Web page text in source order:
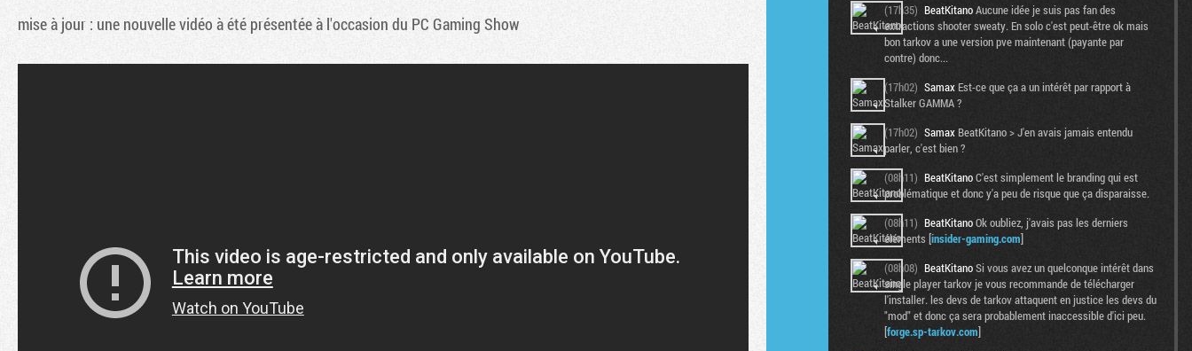
mise à jour : une nouvelle vidéo à été présentée à l'occasion du PC Gaming Show
(17h35) BeatKitanoAucune idée je suis pas fan des
extractions shooter sweaty. En solo c'est peut-être ok mais
bon tarkov a une version pve maintenant (payante par
contre) donc...
(17h02) Samax Est-ce que ça a un intérêt par rapport à
Stalker GAMMA ?
(17h02) Samax BeatKitano > J'en avais jamais entendu
parler, c'est bien ?
(08h11) BeatKitanoC'est simplement le branding qui est
problématique et donc y'a peu de risque que ça disparaisse.
(08h11) BeatKitanoOk oubliez, j'avais pas les derniers
éléments [insider-gaming.com]
(08h08) BeatKitanoSi vous avez un quelconque intérêt dans
single player tarkov je vous recommande de télécharger
l'installer. les devs de tarkov attaquent en justice les devs du
"mod" et donc ça sera probablement inaccessible d'ici peu.
[forge.sp-tarkov.com]